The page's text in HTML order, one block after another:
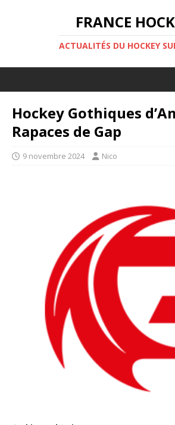
FRANCE
ACTUALITÉS DU HOCKEY
Hockey Gothiques
Rapaces de Gap
9 novembre 2024 Nico